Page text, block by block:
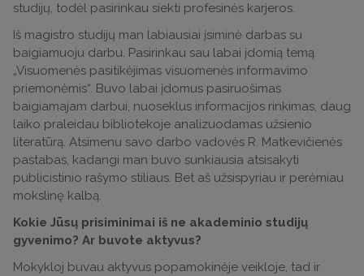
studijų, todėl pasirinkau siekti profesinės karjeros.
Iš magistro studijų man labiausiai įsiminė darbas su
baigiamuoju darbu. Pasirinkau sau labai įdomią temą
„Visuomenės pasitikėjimas visuomenės informavimo
priemonėmis“. Buvo labai įdomus pasiruošimas
baigiamajam darbui, nuoseklus informacijos rinkimas, daug
laiko praleidau bibliotekoje analizuodamas užsienio
literatūrą. Atsimenu savo darbo vadovės R. Matkevičienės
pastabas, kadangi man buvo sunkiausia atsisakyti
publicistinio rašymo stiliaus. Bet aš užsispyriau ir perėmiau
mokslinę kalbą.
Kokie Jūsų prisiminimai iš ne akademinio studijų
gyvenimo? Ar buvote aktyvus?
Mokykloj buvau aktyvus popamokinėje veikloje, tad ir